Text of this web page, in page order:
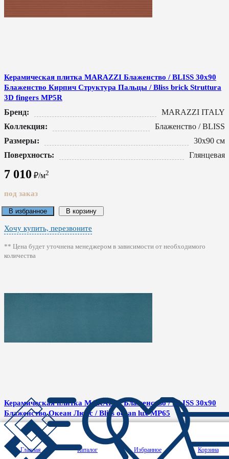
Главная Каталог Избранное Корзина
Керамическая плитка MARAZZI Блаженство / BLISS 30x90
Блаженство Кирпич Структура Пальцы / Bliss brick Struttura
3D fingers MP5R
Бренд:
MARAZZI ITALY
Коллекция:
Блаженство / BLISS
Размеры:
30x90 см
Поверхность:
Глянцевая
7 010 ₽/м2
под заказ
В избранное В корзину
Хочу купить, перезвоните
** Цена будет уточнена менеджером в зависимости от необходимого
количества
Керамическая плитка MARAZZI Блаженство / BLISS 30x90
Блаженство Океан Люкс / Bliss ocean lux MP65
Бренд:
MARAZZI ITALY
Коллекция:
Блаженство / BLISS
Размеры:
30x90 см